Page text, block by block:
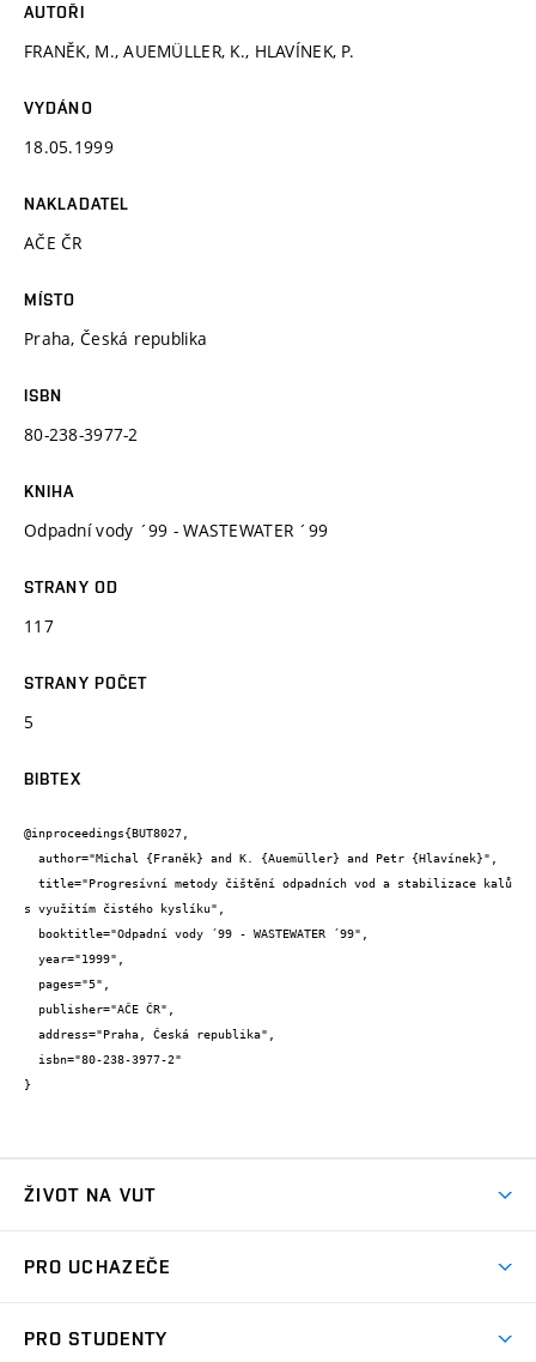
AUTOŘI
FRANĚK, M., AUEMÜLLER, K., HLAVÍNEK, P.
VYDÁNO
18.05.1999
NAKLADATEL
AČE ČR
MÍSTO
Praha, Česká republika
ISBN
80-238-3977-2
KNIHA
Odpadní vody ´99 - WASTEWATER ´99
STRANY OD
117
STRANY POČET
5
BIBTEX
@inproceedings{BUT8027,
s využitím čistého kyslíku",
}
ŽIVOT NA VUT
Koleje
PRO UCHAZEČE
PRO STUDENTY